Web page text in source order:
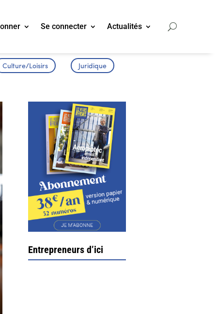
Se connecter Actualités
Culture/Loisirs Juridique
Entrepreneurs d’ici